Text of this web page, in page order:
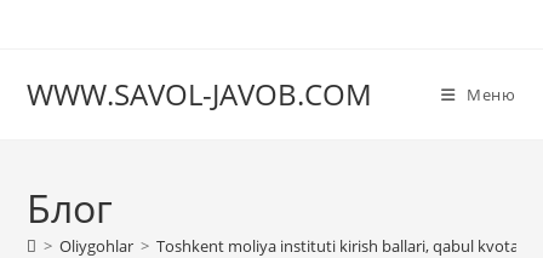
WWW.SAVOL-JAVOB.COM Меню
Блог
> Oliygohlar > Toshkent moliya instituti kirish ballari, qabul kvotalari